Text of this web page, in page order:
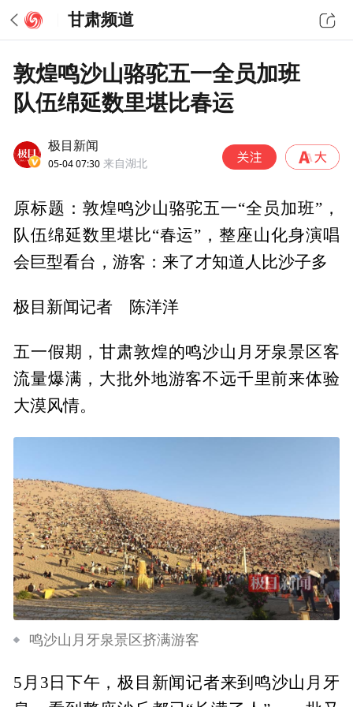
甘肃频道
敦煌鸣沙山骆驼五一全员加班
队伍绵延数里堪比春运
极目新闻
05-04 07:30 来自湖北
原标题：敦煌鸣沙山骆驼五一“全员加班”，
队伍绵延数里堪比“春运”，整座山化身演唱
会巨型看台，游客：来了才知道人比沙子多
极目新闻记者 陈洋洋
五一假期，甘肃敦煌的鸣沙山月牙泉景区客
流量爆满，大批外地游客不远千里前来体验
大漠风情。
鸣沙山月牙泉景区挤满游客
5月3日下午，极目新闻记者来到鸣沙山月牙